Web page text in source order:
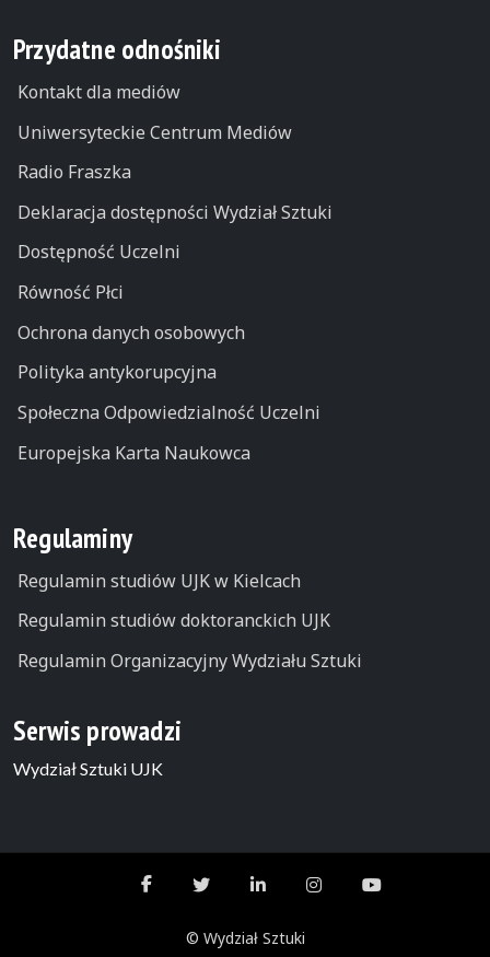
Przydatne odnośniki
Kontakt dla mediów
Uniwersyteckie Centrum Mediów
Radio Fraszka
Deklaracja dostępności Wydział Sztuki
Dostępność Uczelni
Równość Płci
Ochrona danych osobowych
Polityka antykorupcyjna
Społeczna Odpowiedzialność Uczelni
Europejska Karta Naukowca
Regulaminy
Regulamin studiów UJK w Kielcach
Regulamin studiów doktoranckich UJK
Regulamin Organizacyjny Wydziału Sztuki
Serwis prowadzi
Wydział Sztuki UJK
© Wydział Sztuki